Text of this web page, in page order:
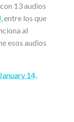
con 13 audios
, entre los que
al
esos audios
January 14,